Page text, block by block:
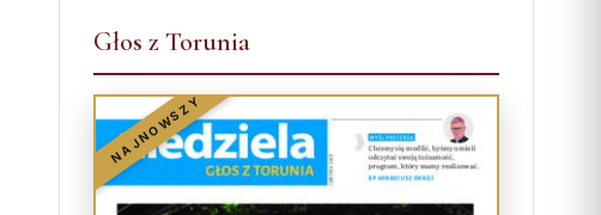
Głos z Torunia
NAJNOWSZY